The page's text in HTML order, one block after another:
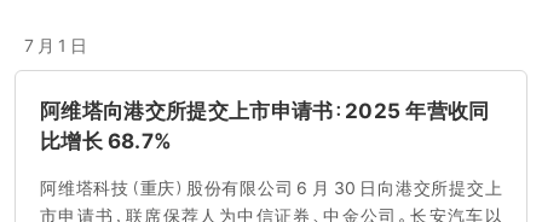
7 月 1 日
阿维塔向港交所提交上市申请书：2025 年营收同
比增长 68.7%
阿维塔科技（重庆）股份有限公司 6 月 30 日向港交所提交上
市申请书，联席保荐人为中信证券、中金公司。长安汽车以